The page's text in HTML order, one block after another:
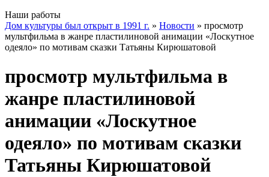
Наши работы
Дом культуры был открыт в 1991 г. » Новости » просмотр
мультфильма в жанре пластилиновой анимации «Лоскутное
одеяло» по мотивам сказки Татьяны Кирюшатовой
просмотр мультфильма в
жанре пластилиновой
анимации «Лоскутное
одеяло» по мотивам сказки
Татьяны Кирюшатовой